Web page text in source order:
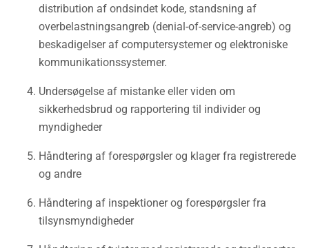
distribution af ondsindet kode, standsning af
overbelastningsangreb (denial-of-service-angreb) og
beskadigelser af computersystemer og elektroniske
kommunikationssystemer.
Undersøgelse af mistanke eller viden om
sikkerhedsbrud og rapportering til individer og
myndigheder
Håndtering af forespørgsler og klager fra registrerede
og andre
Håndtering af inspektioner og forespørgsler fra
tilsynsmyndigheder